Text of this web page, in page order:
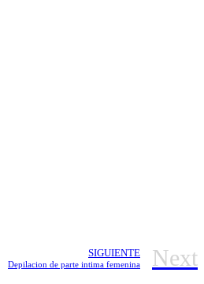
SIGUIENTE
Depilacion de parte intima femenina Next